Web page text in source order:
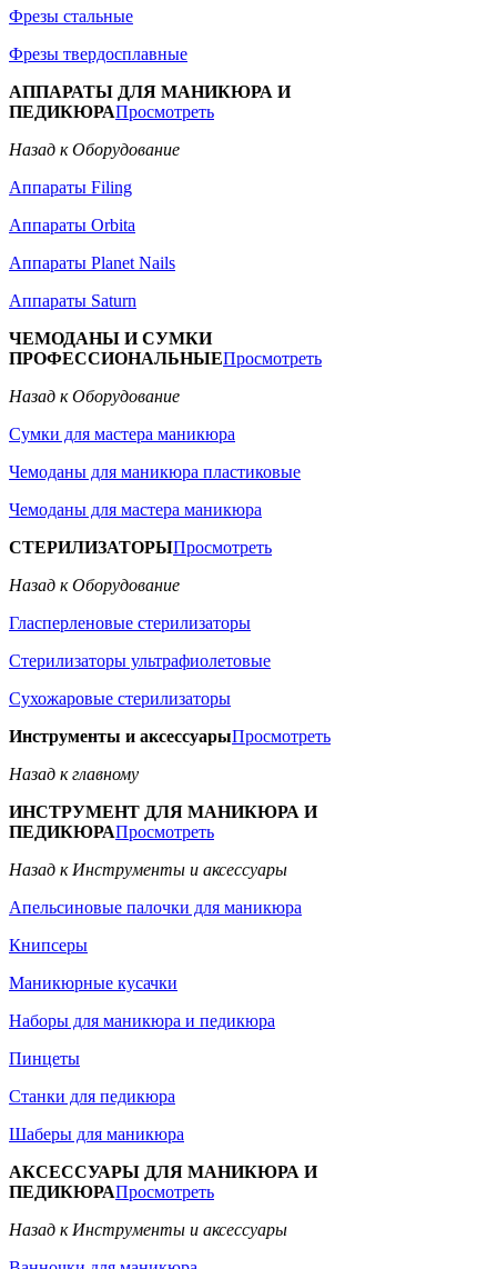
Фрезы стальные
Фрезы твердосплавные
АППАРАТЫ ДЛЯ МАНИКЮРА И
ПЕДИКЮРАПросмотреть
Назад к Оборудование
Аппараты Filing
Аппараты Orbita
Аппараты Planet Nails
Аппараты Saturn
ЧЕМОДАНЫ И СУМКИ
ПРОФЕССИОНАЛЬНЫЕПросмотреть
Назад к Оборудование
Сумки для мастера маникюра
Чемоданы для маникюра пластиковые
Чемоданы для мастера маникюра
СТЕРИЛИЗАТОРЫПросмотреть
Назад к Оборудование
Гласперленовые стерилизаторы
Стерилизаторы ультрафиолетовые
Сухожаровые стерилизаторы
Инструменты и аксессуарыПросмотреть
Назад к главному
ИНСТРУМЕНТ ДЛЯ МАНИКЮРА И
ПЕДИКЮРАПросмотреть
Назад к Инструменты и аксессуары
Апельсиновые палочки для маникюра
Книпсеры
Маникюрные кусачки
Наборы для маникюра и педикюра
Пинцеты
Станки для педикюра
Шаберы для маникюра
АКСЕССУАРЫ ДЛЯ МАНИКЮРА И
ПЕДИКЮРАПросмотреть
Назад к Инструменты и аксессуары